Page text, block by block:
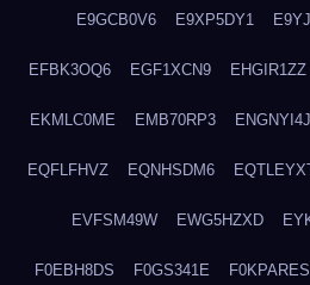
E9GCB0V6 E9XP5DY1
EFBK3OQ6 EGF1XCN9 EHGIR1ZZ
EKMLC0ME EMB70RP3 ENGNYI4J
EQFLFHVZ EQNHSDM6
EVFSM49W EWG5HZXD
F0EBH8DS F0GS341E F0KPARES